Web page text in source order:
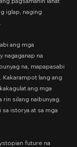
iglap, naging
ang mga
nagaganap na
na, mapapasabi
Kakarampot lang ang
ang mga
rin silang naibunyag.
istorya at sa mga
future na